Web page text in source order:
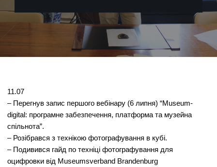
11.07
– Перегнув запис першого вебінару (6 липня) “Museum-
digital: програмне забезпечення, платформа та музейна
спільнота”.
– Розібрався з технікою фотографування в кубі.
– Подивився гайд по техніці фотографування для
оцифровки від Museumsverband Brandenburg